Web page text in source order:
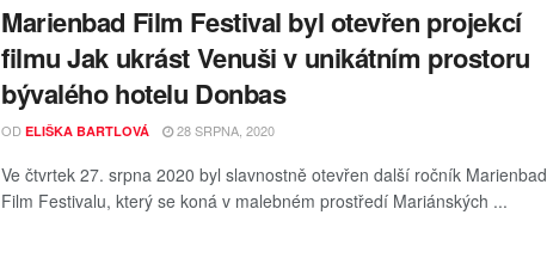
Marienbad Film Festival byl otevřen projekcí
filmu Jak ukrást Venuši v unikátním prostoru
bývalého hotelu Donbas
OD ELIŠKA BARTLOVÁ 28 SRPNA, 2020
Ve čtvrtek 27. srpna 2020 byl slavnostně otevřen další ročník Marienbad
Film Festivalu, který se koná v malebném prostředí Mariánských ...